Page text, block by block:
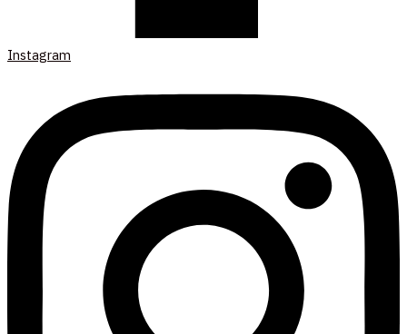
Instagram